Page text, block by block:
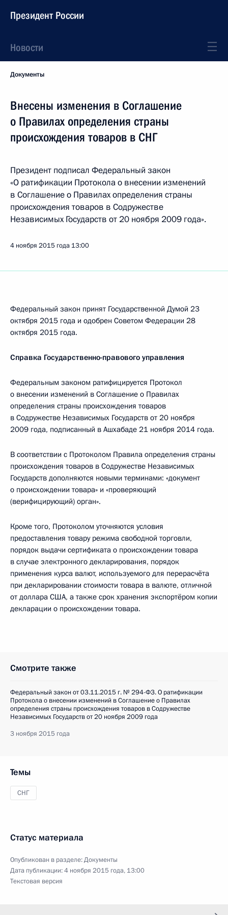
Президент России
Новости
Документы
Внесены изменения в Соглашение
о Правилах определения страны
происхождения товаров в СНГ
Президент подписал Федеральный закон
«О ратификации Протокола о внесении изменений
в Соглашение о Правилах определения страны
происхождения товаров в Содружестве
Независимых Государств от 20 ноября 2009 года».
4 ноября 2015 года 13:00
Федеральный закон принят Государственной Думой 23
октября 2015 года и одобрен Советом Федерации 28
октября 2015 года.
Справка Государственно-правового управления
Федеральным законом ратифицируется Протокол
о внесении изменений в Соглашение о Правилах
определения страны происхождения товаров
в Содружестве Независимых Государств от 20 ноября
2009 года, подписанный в Ашхабаде 21 ноября 2014 года.
В соответствии с Протоколом Правила определения страны
происхождения товаров в Содружестве Независимых
Государств дополняются новыми терминами: «документ
о происхождении товара» и «проверяющий
(верифицирующий) орган».
Кроме того, Протоколом уточняются условия
предоставления товару режима свободной торговли,
порядок выдачи сертификата о происхождении товара
в случае электронного декларирования, порядок
применения курса валют, используемого для перерасчёта
при декларировании стоимости товара в валюте, отличной
от доллара США, а также срок хранения экспортёром копии
декларации о происхождении товара.
Смотрите также
Федеральный закон от 03.11.2015 г. № 294-ФЗ. О ратификации
Протокола о внесении изменений в Соглашение о Правилах
определения страны происхождения товаров в Содружестве
Независимых Государств от 20 ноября 2009 года
3 ноября 2015 года
Темы
СНГ
Статус материала
Опубликован в разделе:Документы
Дата публикации:4 ноября 2015 года, 13:00
Текстовая версия